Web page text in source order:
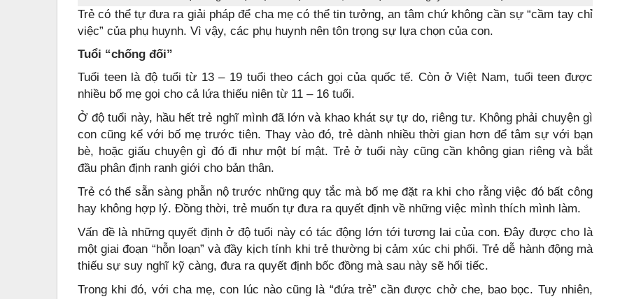
Trẻ có thể tự đưa ra giải pháp để cha mẹ có thể tin tưởng, an tâm chứ không cần sự “cầm tay chỉ
việc” của phụ huynh. Vì vậy, các phụ huynh nên tôn trọng sự lựa chọn của con.
Tuổi “chống đối”
Tuổi teen là độ tuổi từ 13 – 19 tuổi theo cách gọi của quốc tế. Còn ở Việt Nam, tuổi teen được
nhiều bố mẹ gọi cho cả lứa thiếu niên từ 11 – 16 tuổi.
Ở độ tuổi này, hầu hết trẻ nghĩ mình đã lớn và khao khát sự tự do, riêng tư. Không phải chuyện gì
con cũng kể với bố mẹ trước tiên. Thay vào đó, trẻ dành nhiều thời gian hơn để tâm sự với bạn
bè, hoặc giấu chuyện gì đó đi như một bí mật. Trẻ ở tuổi này cũng cần không gian riêng và bắt
đầu phân định ranh giới cho bản thân.
Trẻ có thể sẵn sàng phẫn nộ trước những quy tắc mà bố mẹ đặt ra khi cho rằng việc đó bất công
hay không hợp lý. Đồng thời, trẻ muốn tự đưa ra quyết định về những việc mình thích mình làm.
Vấn đề là những quyết định ở độ tuổi này có tác động lớn tới tương lai của con. Đây được cho là
một giai đoạn “hỗn loạn” và đầy kịch tính khi trẻ thường bị cảm xúc chi phối. Trẻ dễ hành động mà
thiếu sự suy nghĩ kỹ càng, đưa ra quyết định bốc đồng mà sau này sẽ hối tiếc.
Trong khi đó, với cha mẹ, con lúc nào cũng là “đứa trẻ” cần được chở che, bao bọc. Tuy nhiên,